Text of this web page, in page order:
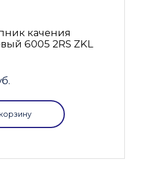
качения
6005 2RS ZKL